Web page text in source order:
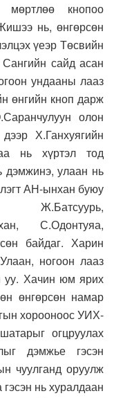
мөртлөө кнопоо
нь, өнгөрсөн
үеэр Төсвийн
сайд асан
ундааны лааз
өнгийн кноп дарж
олон
Х.Ганхуягийн
нь хүртэл тод
дэмжинэ, улаан нь
АН-ынхан буюу
Ж.Батсуурь,
С.Одонтуяа,
байдаг. Харин
ногоон лааз
уу. Хачин юм ярих
өнгөрсөн намар
хорооноос УИХ-
огцруулах
дэмжье гэсэн
чуулганд оруулж
нь хуралдаан